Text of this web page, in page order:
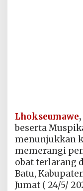
Lhokseumawe,
beserta
menunjukkan
memerangi
obat terlarang
Batu,
Jumat ( 24/5/